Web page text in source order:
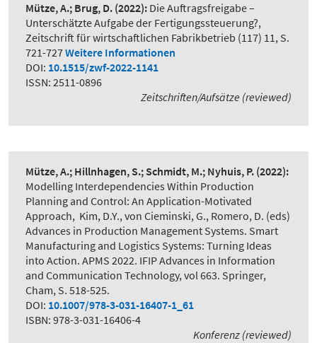
Mütze, A.; Brug, D. (2022): Die Auftragsfreigabe –
Unterschätzte Aufgabe der Fertigungssteuerung?,
Zeitschrift für wirtschaftlichen Fabrikbetrieb (117) 11, S.
721-727Weitere Informationen
DOI: 10.1515/zwf-2022-1141
ISSN: 2511-0896
Zeitschriften/Aufsätze (reviewed)
Mütze, A.; Hillnhagen, S.; Schmidt, M.; Nyhuis, P. (2022):
Modelling Interdependencies Within Production
Planning and Control: An Application-Motivated
Approach, Kim, D.Y., von Cieminski, G., Romero, D. (eds)
Advances in Production Management Systems. Smart
Manufacturing and Logistics Systems: Turning Ideas
into Action. APMS 2022. IFIP Advances in Information
and Communication Technology, vol 663. Springer,
Cham, S. 518-525.
DOI: 10.1007/978-3-031-16407-1_61
ISBN: 978-3-031-16406-4
Konferenz (reviewed)